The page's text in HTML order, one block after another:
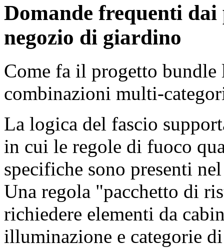
Domande frequenti
negozio di giardino
Come fa il progetto bundle
combinazioni multi-
La logica del fascio
in cui le regole di fuoco
specifiche sono presenti
Una regola "pacchetto di
richiedere elementi da
illuminazione e categorie